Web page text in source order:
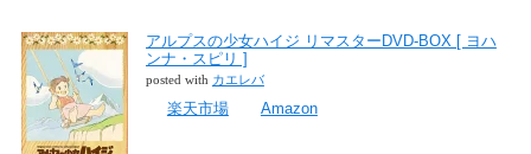
アルプスの少女ハイジ リマスターDVD-BOX [ ヨハ
ンナ・スピリ ]
posted with カエレバ
楽天市場 Amazon